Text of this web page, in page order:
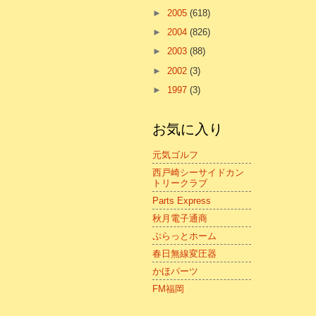
► 2005 (618)
► 2004 (826)
► 2003 (88)
► 2002 (3)
► 1997 (3)
お気に入り
元気ゴルフ
西戸崎シーサイドカン
トリークラブ
Parts Express
秋月電子通商
ぷらっとホーム
春日無線変圧器
かほパーツ
FM福岡